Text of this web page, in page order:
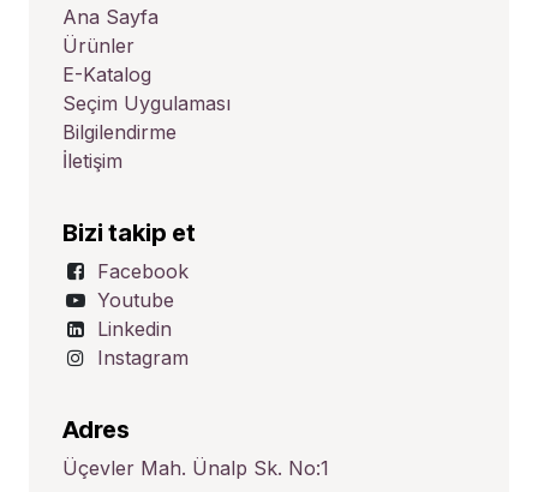
Ana Sayfa
Ürünler
E-Katalog
Seçim Uygulaması
Bilgilendirme
İletişim
Bizi takip et
Facebook
Youtube
Linkedin
Instagram
Adres
Üçevler Mah. Ünalp Sk. No:1